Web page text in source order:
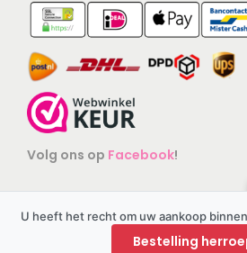
Volg ons op Facebook!
Identiteit
Contactgegevens zijn
Goedgekeurd op
Geschilbemiddeling
Aangesloten bij een
Stel hier je vraag
U heeft het recht om uw aankoop
Bestelling